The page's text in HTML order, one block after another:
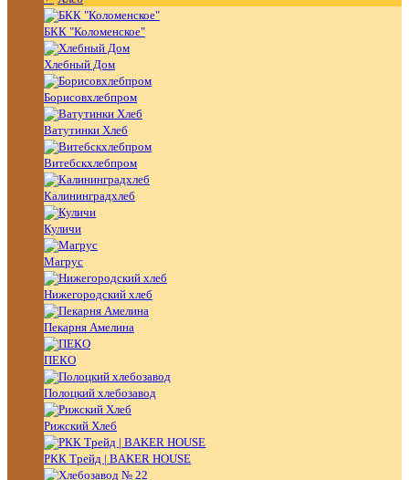
БКК "Коломенское"
Хлебный Дом
Борисовхлебпром
Ватутинки Хлеб
Витебскхлебпром
Калининградхлеб
Куличи
Магрус
Нижегородский хлеб
Пекарня Амелина
ПЕКО
Полоцкий хлебозавод
Рижский Хлеб
РКК Трейд | BAKER HOUSE